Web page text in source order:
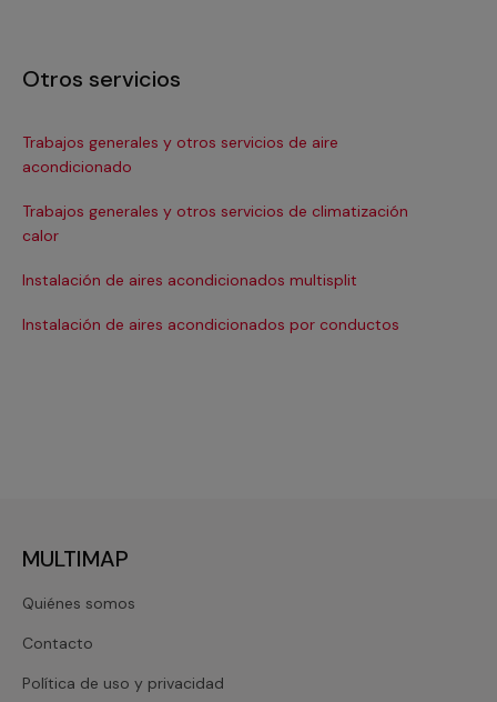
Otros servicios
Trabajos generales y otros servicios de aire
acondicionado
Trabajos generales y otros servicios de climatización
calor
Instalación de aires acondicionados multisplit
Instalación de aires acondicionados por conductos
MULTIMAP
Quiénes somos
Contacto
Política de uso y privacidad